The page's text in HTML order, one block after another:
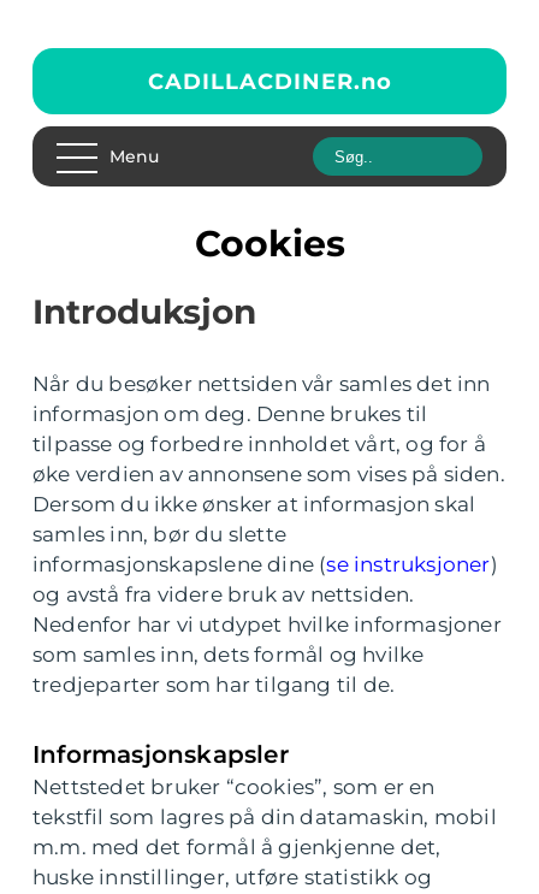
CADILLACDINER.no
Menu
Cookies
Introduksjon
Når du besøker nettsiden vår samles det inn
informasjon om deg. Denne brukes til
tilpasse og forbedre innholdet vårt, og for å
øke verdien av annonsene som vises på siden.
Dersom du ikke ønsker at informasjon skal
samles inn, bør du slette
informasjonskapslene dine (se instruksjoner)
og avstå fra videre bruk av nettsiden.
Nedenfor har vi utdypet hvilke informasjoner
som samles inn, dets formål og hvilke
tredjeparter som har tilgang til de.
Informasjonskapsler
Nettstedet bruker “cookies”, som er en
tekstfil som lagres på din datamaskin, mobil
m.m. med det formål å gjenkjenne det,
huske innstillinger, utføre statistikk og